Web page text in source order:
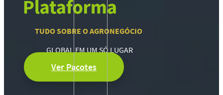
TUDO SOBRE O AGRONEGÓCIO
GLOBAL EM UM SÓ LUGAR
Ver Pacotes